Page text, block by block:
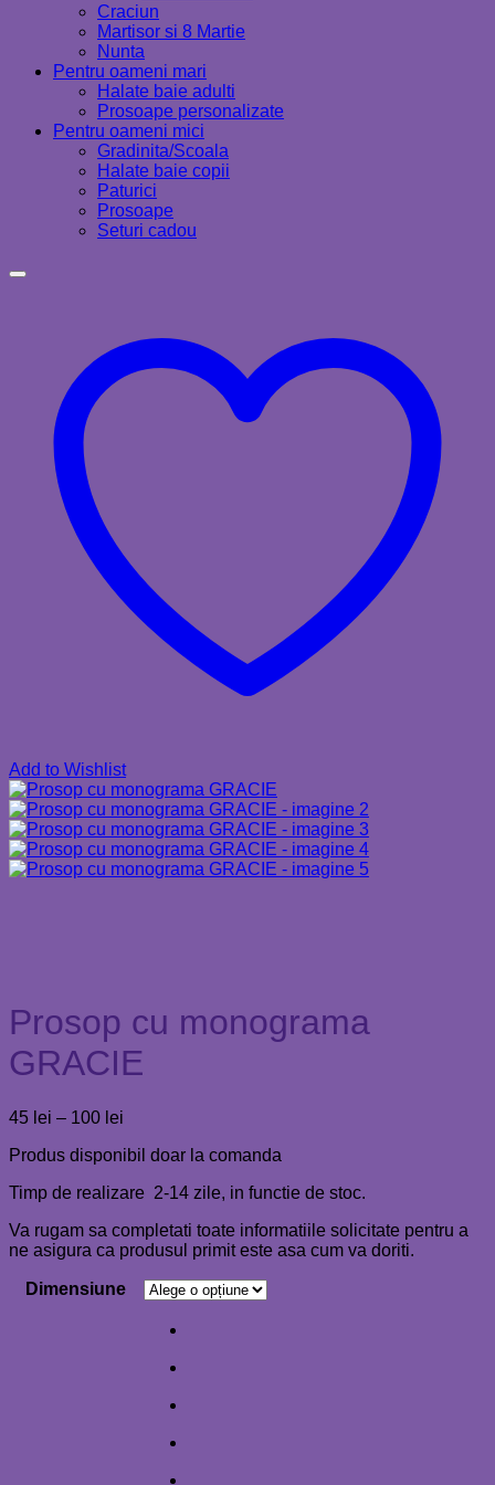
Craciun
Martisor si 8 Martie
Nunta
Pentru oameni mari
Halate baie adulti
Prosoape personalizate
Pentru oameni mici
Gradinita/Scoala
Halate baie copii
Paturici
Prosoape
Seturi cadou
Add to Wishlist
Prosop cu monograma
GRACIE
45 lei – 100 lei
prețuri:
până
100 lei
Produs disponibil doar la comanda
Timp de realizare 2-14 zile, in functie de stoc.
Va rugam sa completati toate informatiile solicitate pentru a
ne asigura ca produsul primit este asa cum va doriti.
Dimensiune